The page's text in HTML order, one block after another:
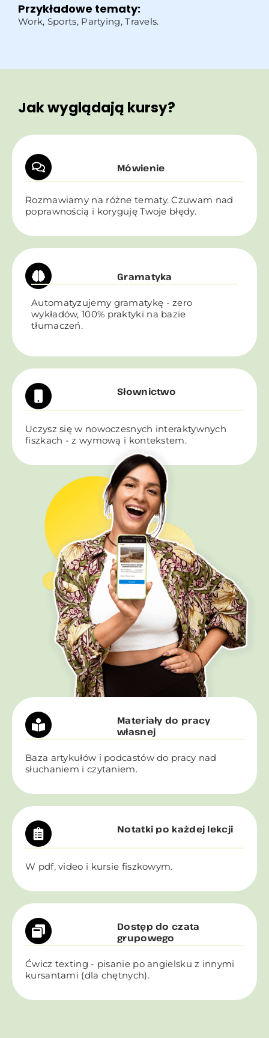
Przykładowe tematy:
Work, Sports, Partying, Travels.
Jak wyglądają kursy?
Mówienie
Rozmawiamy na różne tematy. Czuwam nad
poprawnością i koryguję Twoje błędy.
Gramatyka
Automatyzujemy gramatykę - zero
wykładów, 100% praktyki na bazie
tłumaczeń.
Słownictwo
Uczysz się w nowoczesnych interaktywnych
fiszkach - z wymową i kontekstem.
Materiały do pracy
własnej
Baza artykułów i podcastów do pracy nad
słuchaniem i czytaniem.
Notatki po każdej lekcji
W pdf, video i kursie fiszkowym.
Dostęp do czata
grupowego
Ćwicz texting - pisanie po angielsku z innymi
kursantami (dla chętnych).